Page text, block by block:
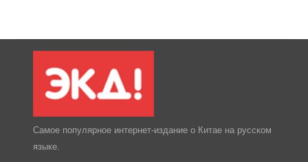
Самое популярное интернет-издание о Китае на русском
языке.